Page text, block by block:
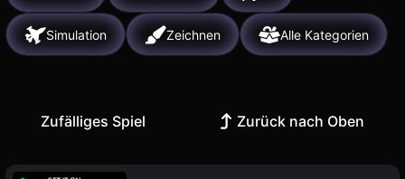
Simulation Zeichnen Alle Kategorien
Zufälliges Spiel Zurück nach Oben